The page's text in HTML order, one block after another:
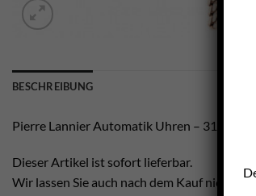
BESCHREIBUNG
Pierre Lannier Automatik Uhren – 310F908
Dieser Artikel ist sofort lieferbar.
Wir lassen Sie auch nach dem Kauf nicht im